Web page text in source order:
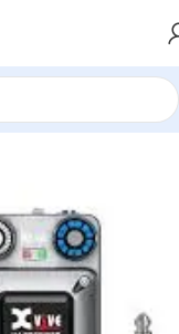
vía WiFi